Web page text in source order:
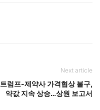
Next article
트럼프-제약사 가격협상 불구,
약값 지속 상승…상원 보고서